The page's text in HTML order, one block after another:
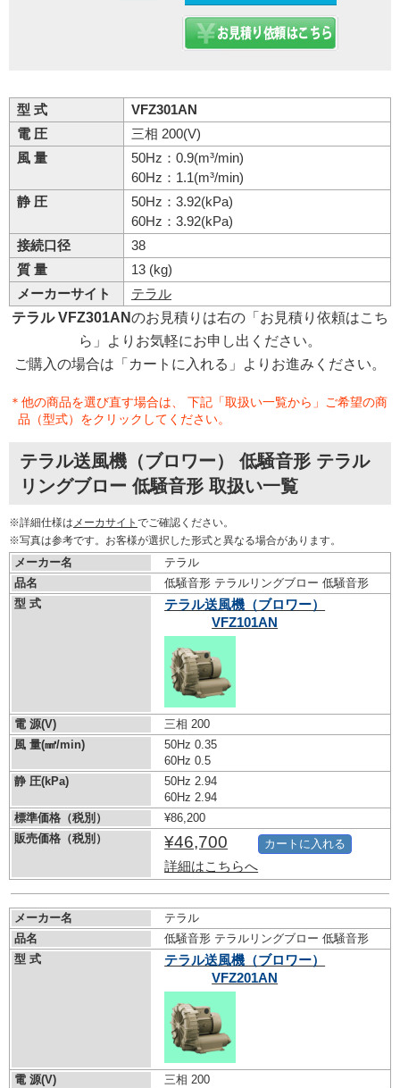
型 式
VFZ301AN
電 圧
三相 200(V)
風 量
50Hz：0.9(m³/min)
60Hz：1.1(m³/min)
静 圧
50Hz：3.92(kPa)
60Hz：3.92(kPa)
接続口径
38
質 量
13 (kg)
メーカーサイト
テラル
テラル VFZ301ANのお見積りは右の「お見積り依頼はこち
ら」よりお気軽にお申し出ください。
ご購入の場合は「カートに入れる」よりお進みください。
＊他の商品を選び直す場合は、 下記「取扱い一覧から」ご希望の商
品（型式）をクリックしてください。
テラル送風機（ブロワー） 低騒音形 テラル
リングブロー 低騒音形 取扱い一覧
※詳細仕様は メーカサイト でご確認ください。
※写真は参考です。お客様が選択した形式と異なる場合があります。
メーカー名
テラル
品名
低騒音形 テラルリングブロー 低騒音形
型 式
テラル送風機（ブロワー）
VFZ101AN
電 源(V)
三相 200
風 量(㎣/min)
50Hz 0.35
60Hz 0.5
静 圧(kPa)
50Hz 2.94
60Hz 2.94
標準価格（税別）
¥86,200
販売価格（税別）
¥46,700
詳細はこちらへ
カートに入れる
メーカー名
テラル
品名
低騒音形 テラルリングブロー 低騒音形
型 式
テラル送風機（ブロワー）
VFZ201AN
電 源(V)
三相 200